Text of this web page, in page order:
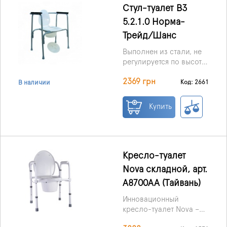
спинкой
10595 Dr.Life
предназначен для
людей преклонного
возраста, пациентов
послеоперационном
реабилитационном
травмированных или с
инвалидностью.
ослабленных пациентов,
невозможно
передвигаться без
В наличии
Стул-туалет ВЗ
5.2.1.0 Норма-
Трейд/Шанс
Выполнен из стали, не
регулируется по высоте.
которые предохраняют
2369 грн Код: 2661
Купить
Кресло-туалет
Nova складной, арт.
A8700AA (Тайвань)
Инновационный
кресло-туалет Nova –